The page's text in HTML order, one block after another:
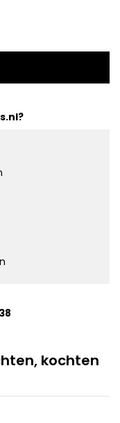
kochten